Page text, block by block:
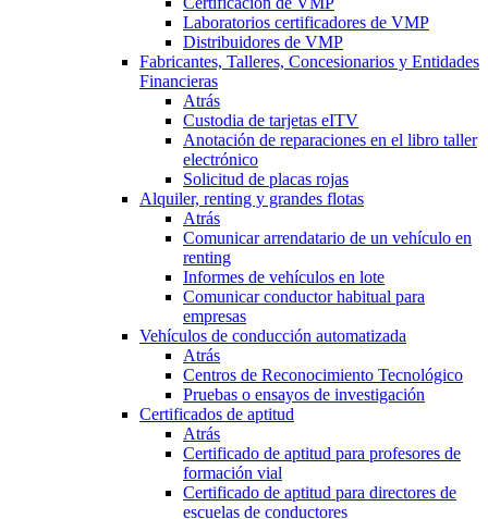
Laboratorios certificadores de VMP
Distribuidores de VMP
Fabricantes, Talleres, Concesionarios y Entidades
Financieras
Atrás
Custodia de tarjetas eITV
Anotación de reparaciones en el libro taller
electrónico
Solicitud de placas rojas
Alquiler, renting y grandes flotas
Atrás
Comunicar arrendatario de un vehículo en
renting
Informes de vehículos en lote
Comunicar conductor habitual para
empresas
Vehículos de conducción automatizada
Atrás
Centros de Reconocimiento Tecnológico
Pruebas o ensayos de investigación
Certificados de aptitud
Atrás
Certificado de aptitud para profesores de
formación vial
Certificado de aptitud para directores de
escuelas de conductores